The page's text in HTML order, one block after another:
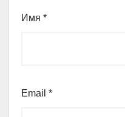
Имя *
Email *